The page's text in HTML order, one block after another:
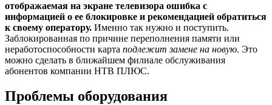
отображаемая на экране телевизора ошибка с
информацией о ее блокировке и рекомендацией обратиться
к своему оператору. Именно так нужно и поступить.
Заблокированная по причине переполнения памяти или
неработоспособности карта подлежит замене на новую. Это
можно сделать в ближайшем филиале обслуживания
абонентов компании НТВ ПЛЮС.
Проблемы оборудования